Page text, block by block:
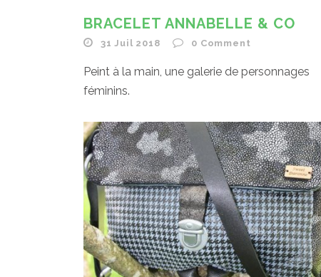
BRACELET ANNABELLE & CO
31 Juil 2018 0 Comment
Peint à la main, une galerie de personnages
féminins.